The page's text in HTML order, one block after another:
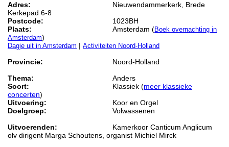
Adres:
Nieuwendammerkerk, Brede
Kerkepad 6-8
Postcode:
1023BH
Plaats:
Amsterdam (Boek overnachting in
Amsterdam)
Dagje uit in Amsterdam | Activiteiten Noord-Holland
Provincie:
Noord-Holland
Thema:
Anders
Soort:
Klassiek (meer klassieke
concerten)
Uitvoering:
Koor en Orgel
Doelgroep:
Volwassenen
Uitvoerenden:
Kamerkoor Canticum Anglicum
olv dirigent Marga Schoutens, organist Michiel Mirck